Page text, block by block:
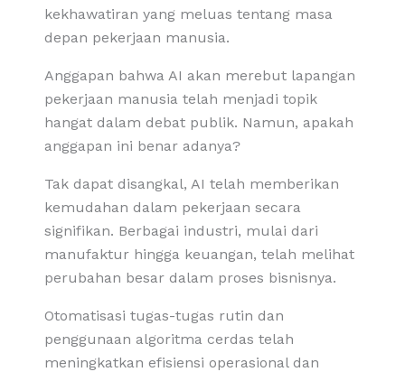
kekhawatiran yang meluas tentang masa
depan pekerjaan manusia.
Anggapan bahwa AI akan merebut lapangan
pekerjaan manusia telah menjadi topik
hangat dalam debat publik. Namun, apakah
anggapan ini benar adanya?
Tak dapat disangkal, AI telah memberikan
kemudahan dalam pekerjaan secara
signifikan. Berbagai industri, mulai dari
manufaktur hingga keuangan, telah melihat
perubahan besar dalam proses bisnisnya.
Otomatisasi tugas-tugas rutin dan
penggunaan algoritma cerdas telah
meningkatkan efisiensi operasional dan